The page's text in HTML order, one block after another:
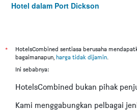
Hotel dalam Port Dickson
*
HotelsCombined sentiasa berusaha
bagaimanapun, harga tidak dijamin.
Ini sebabnya:
HotelsCombined bukan pihak
Kami menggabungkan pelbagai